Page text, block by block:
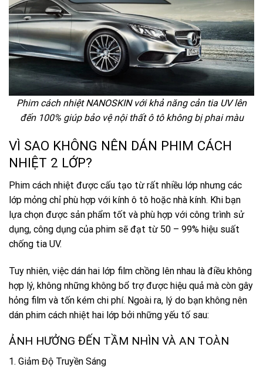
Phim cách nhiệt NANOSKIN với khả năng cản tia UV lên
đến 100% giúp bảo vệ nội thất ô tô không bị phai màu
VÌ SAO KHÔNG NÊN DÁN PHIM CÁCH
NHIỆT 2 LỚP?
Phim cách nhiệt được cấu tạo từ rất nhiều lớp nhưng các
lớp mỏng chỉ phù hợp với kính ô tô hoặc nhà kính. Khi bạn
lựa chọn được sản phẩm tốt và phù hợp với công trình sử
dụng, công dụng của phim sẽ đạt từ 50 – 99% hiệu suất
chống tia UV.
Tuy nhiên, việc dán hai lớp film chồng lên nhau là điều không
hợp lý, không những không bổ trợ được hiệu quả mà còn gây
hỏng film và tốn kém chi phí. Ngoài ra, lý do bạn không nên
dán phim cách nhiệt hai lớp bởi những yếu tố sau:
ẢNH HƯỞNG ĐẾN TẦM NHÌN VÀ AN TOÀN
1. Giảm Độ Truyền Sáng